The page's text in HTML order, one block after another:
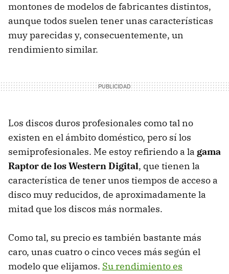
montones de modelos de fabricantes distintos,
aunque todos suelen tener unas características
muy parecidas y, consecuentemente, un
rendimiento similar.
Los discos duros profesionales como tal no
existen en el ámbito doméstico, pero sí los
semiprofesionales. Me estoy refiriendo a la gama
Raptor de los Western Digital, que tienen la
característica de tener unos tiempos de acceso a
disco muy reducidos, de aproximadamente la
mitad que los discos más normales.
Como tal, su precio es también bastante más
caro, unas cuatro o cinco veces más según el
modelo que elijamos. Su rendimiento es